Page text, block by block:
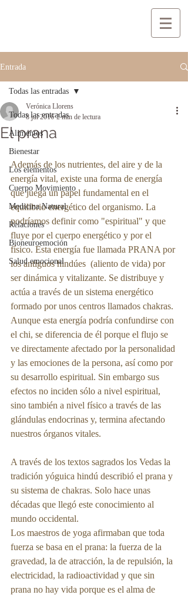
Entrada
Todas las entradas
Alimentos
Bienestar
Los elementos
Cuerpo Movimiento
Medicina Natural
Relaciones
Bioneuroemoción
Salud emocional
Todas las entradas
El prana
Verónica Llorens
8 jul 2016 2 min de lectura
Además de los nutrientes, del aire y de la
energía vital, existe una forma de energía
que juega un papel fundamental en el
equilibrio energético del organismo. La
podríamos definir como "espiritual" y que
fluye por el cuerpo energético y por el
físico. Esta energía fue llamada PRANA por
los antiguos hindúes  (aliento de vida) por
ser dinámica y vitalizante. Se distribuye y
actúa a través de un sistema energético
formado por unos centros llamados chakras.
Aunque esta energía podría confundirse con
el chi, se diferencia de él porque el flujo se
ve directamente afectado por la personalidad
y las emociones de la persona, así como por
su desarrollo espiritual. Sin embargo sus
efectos no inciden sólo a nivel espiritual,
sino también a nivel físico a través de las
glándulas endocrinas y, termina afectando
nuestros órganos vitales.
A través de los textos sagrados los Vedas la
tradición yóguica hindú describió el prana y
su sistema de chakras. Solo hace unas
décadas que llegó este conocimiento al
mundo occidental.
Los maestros de yoga afirmaban que toda
fuerza se basa en el prana: la fuerza de la
gravedad, la de atracción, la de repulsión, la
electricidad, la radioactividad y que sin
prana no hay vida porque es el alma de